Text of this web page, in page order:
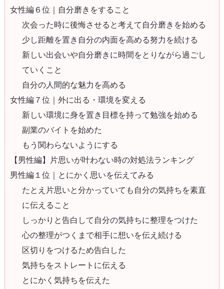
女性編６位｜自分磨きをすること
次会った時に後悔させると考えて自分磨きを始める
少し距離を置き自分の内面を高める努力を続ける
新しい出会いや自分磨きに時間をとりながら過ごし
ていくこと
自分の人間的な魅力を高める
女性編７位｜外に出る・環境を変える
新しい環境に身を置き目標を持って勉強を始める
副業のバイトを始めた
もう関わらないようにする
【男性編】片思いが叶わない時の対処法ランキング
男性編１位｜とにかく思いを伝えてみる
たとえ片思いと分かっていても自分の気持ちを素直
に伝えること
しっかりと告白して自分の気持ちに整理をつけた
心の整理がつくまで相手に想いを伝え続ける
区切りをつけるため告白した
気持ちをストレートに伝える
とにかく気持ちを伝えた